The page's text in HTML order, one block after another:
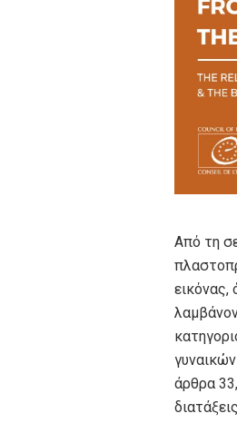
Από τη
άρθρα